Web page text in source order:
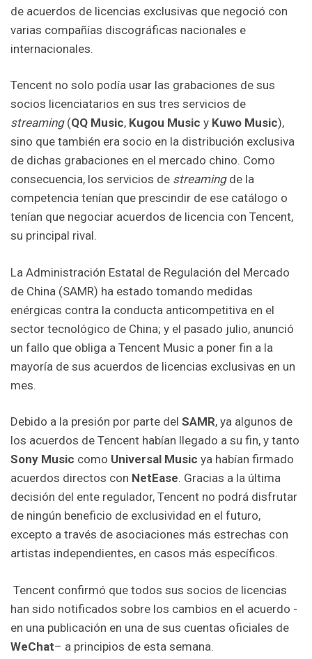
de acuerdos de licencias exclusivas que negoció con
varias compañías discográficas nacionales e
internacionales.
Tencent no solo podía usar las grabaciones de sus
socios licenciatarios en sus tres servicios de
streaming(QQ Music, Kugou Music y Kuwo Music),
sino que también era socio en la distribución exclusiva
de dichas grabaciones en el mercado chino. Como
consecuencia, los servicios de streamingde la
competencia tenían que prescindir de ese catálogo o
tenían que negociar acuerdos de licencia con Tencent,
su principal rival.
La Administración Estatal de Regulación del Mercado
de China (SAMR) ha estado tomando medidas
enérgicas contra la conducta anticompetitiva en el
sector tecnológico de China; y el pasado julio, anunció
un fallo que obliga a Tencent Music a poner fin a la
mayoría de sus acuerdos de licencias exclusivas en un
mes.
Debido a la presión por parte del SAMR, ya algunos de
los acuerdos de Tencent habían llegado a su fin, y tanto
Sony Music como Universal Music ya habían firmado
acuerdos directos con NetEase. Gracias a la última
decisión del ente regulador, Tencent no podrá disfrutar
de ningún beneficio de exclusividad en el futuro,
excepto a través de asociaciones más estrechas con
artistas independientes, en casos más específicos.
Tencent confirmó que todos sus socios de licencias
han sido notificados sobre los cambios en el acuerdo -
en una publicación en una de sus cuentas oficiales de
WeChat– a principios de esta semana.